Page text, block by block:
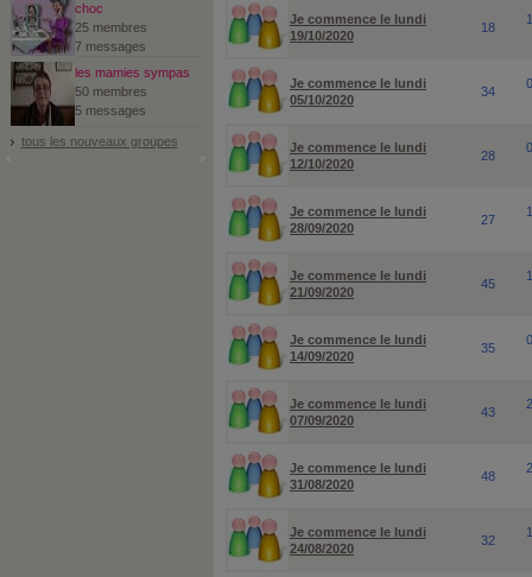
choc
25 membres
7 messages
les mamies sympas
50 membres
5 messages
tous les nouveaux groupes
Je commence le lundi
19/10/2020
18
Je commence le lundi
05/10/2020
34
Je commence le lundi
12/10/2020
28
Je commence le lundi
28/09/2020
27
Je commence le lundi
21/09/2020
45
Je commence le lundi
14/09/2020
35
Je commence le lundi
07/09/2020
43
Je commence le lundi
31/08/2020
48
Je commence le lundi
24/08/2020
32